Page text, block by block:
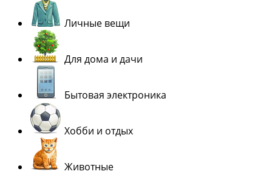
Личные вещи
Для дома и дачи
Бытовая электроника
Хобби и отдых
Животные